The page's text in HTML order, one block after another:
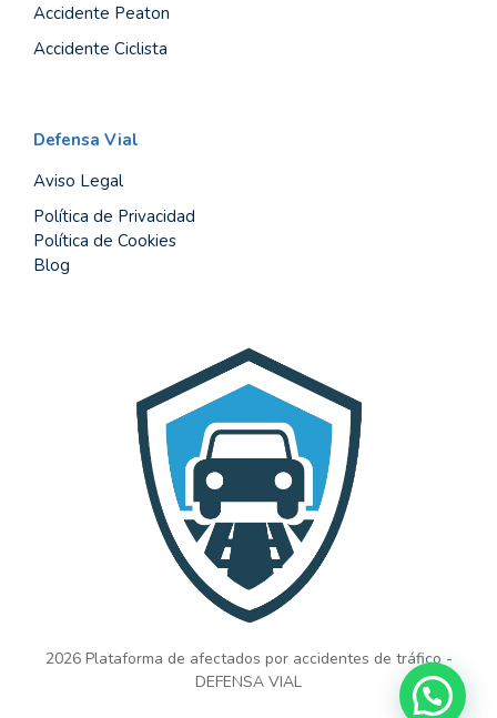
Accidente Peaton
Accidente Ciclista
Defensa Vial
Aviso Legal
Política de Privacidad
Política de Cookies
Blog
2026 Plataforma de afectados por accidentes de tráfico -
DEFENSA VIAL